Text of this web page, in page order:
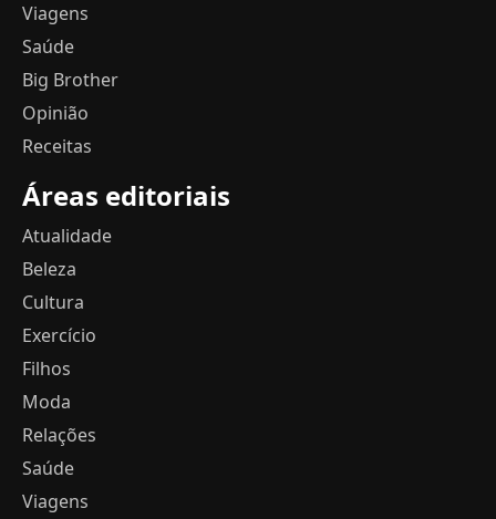
Viagens
Saúde
Big Brother
Opinião
Receitas
Áreas editoriais
Atualidade
Beleza
Cultura
Exercício
Filhos
Moda
Relações
Saúde
Viagens